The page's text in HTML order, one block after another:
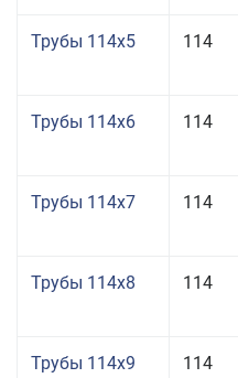
Трубы 114x5 114
Трубы 114x6 114
Трубы 114x7 114
Трубы 114x8 114
Трубы 114x9 114